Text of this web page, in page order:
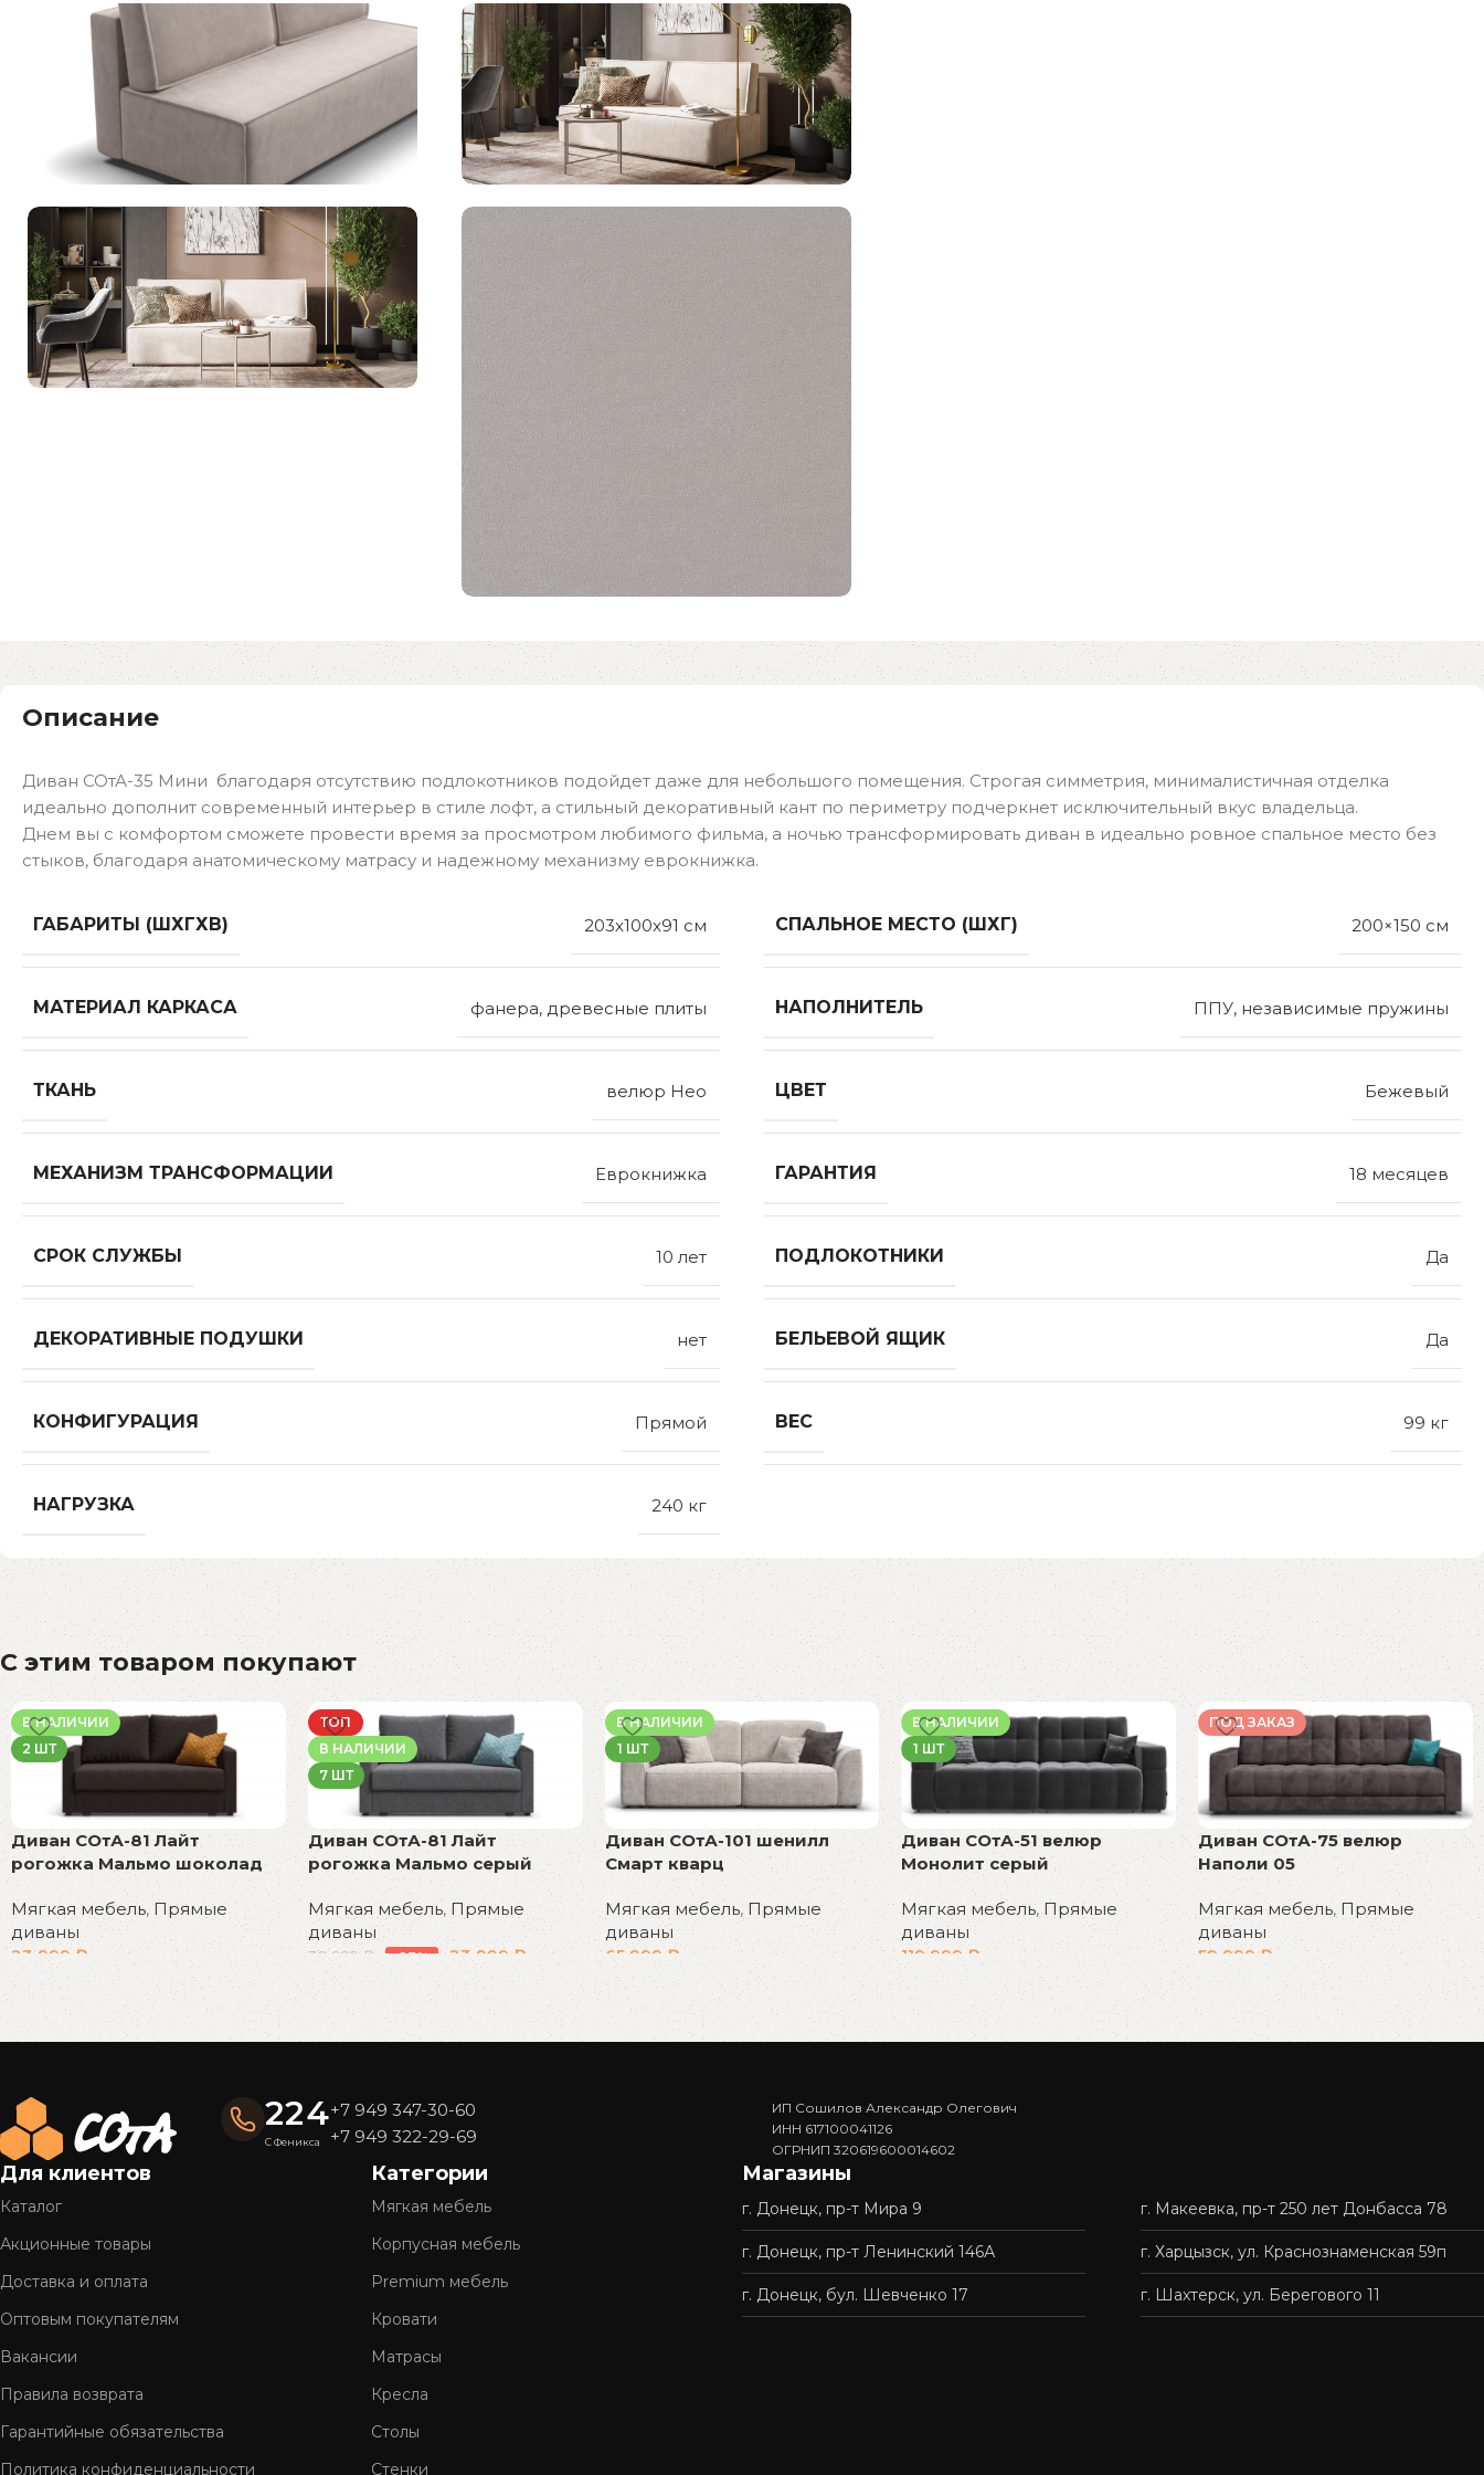
Описание
Диван СОтА-35 Мини благодаря отсутствию подлокотников подойдет даже для небольшого помещения. Строгая симметрия, минималистичная отделка
идеально дополнит современный интерьер в стиле лофт, а стильный декоративный кант по периметру подчеркнет исключительный вкус владельца.
Днем вы с комфортом сможете провести время за просмотром любимого фильма, а ночью трансформировать диван в идеально ровное спальное место без
стыков, благодаря анатомическому матрасу и надежному механизму еврокнижка.
ГАБАРИТЫ (ШХГХВ) 203x100x91 см СПАЛЬНОЕ МЕСТО (ШХГ) 200×150 см
МАТЕРИАЛ КАРКАСА фанера, древесные плиты НАПОЛНИТЕЛЬ ППУ, независимые пружины
ТКАНЬ велюр Нео ЦВЕТ Бежевый
МЕХАНИЗМ ТРАНСФОРМАЦИИ Еврокнижка ГАРАНТИЯ 18 месяцев
СРОК СЛУЖБЫ 10 лет ПОДЛОКОТНИКИ Да
ДЕКОРАТИВНЫЕ ПОДУШКИ нет БЕЛЬЕВОЙ ЯЩИК Да
КОНФИГУРАЦИЯ Прямой ВЕС 99 кг
НАГРУЗКА 240 кг
С этим товаром покупают
В НАЛИЧИИ
2 ШТ
Диван СОтА-81 Лайт
рогожка Мальмо шоколад
Мягкая мебель,Прямые
диваны
23 999 ₽
В корзину
ТОП
В НАЛИЧИИ
7 ШТ
Диван СОтА-81 Лайт
рогожка Мальмо серый
Мягкая мебель, Прямые
диваны
30 999 ₽ -23% 23 999 ₽
В корзину
В НАЛИЧИИ
1 ШТ
Диван СОтА-101 шенилл
Смарт кварц
Мягкая мебель,Прямые
диваны
65 999 ₽
В корзину
В НАЛИЧИИ
1 ШТ
Диван СОтА-51 велюр
Монолит серый
Мягкая мебель,Прямые
диваны
119 999₽
В корзину
ПОД ЗАКАЗ
Диван СОтА-75 велюр
Наполи 05
Мягкая мебель, Прямые
диваны
59 999₽
В корзину
Read More
224
С Феникса
+7 949 347-30-60
+7 949 322-29-69
ИП Сошилов Александр Олегович
ИНН 617100041126
ОГРНИП 320619600014602
Для клиентов
Каталог
Акционные товары
Доставка и оплата
Оптовым покупателям
Вакансии
Правила возврата
Гарантийные обязательства
Политика конфиденциальности
Категории
Мягкая мебель
Корпусная мебель
Premium мебель
Кровати
Матрасы
Кресла
Столы
Стенки
Магазины
г. Донецк, пр-т Мира 9
г. Донецк, пр-т Ленинский 146А
г. Донецк, бул. Шевченко 17
г. Макеевка, пр-т 250 лет Донбасса 78
г. Харцызск, ул. Краснознаменская 59п
г. Шахтерск, ул. Берегового 11